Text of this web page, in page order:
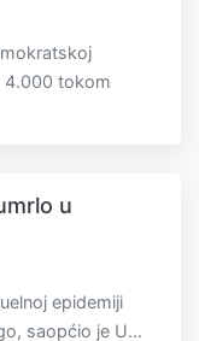
4.000 tokom
u
epidemiji
saopćio je U...